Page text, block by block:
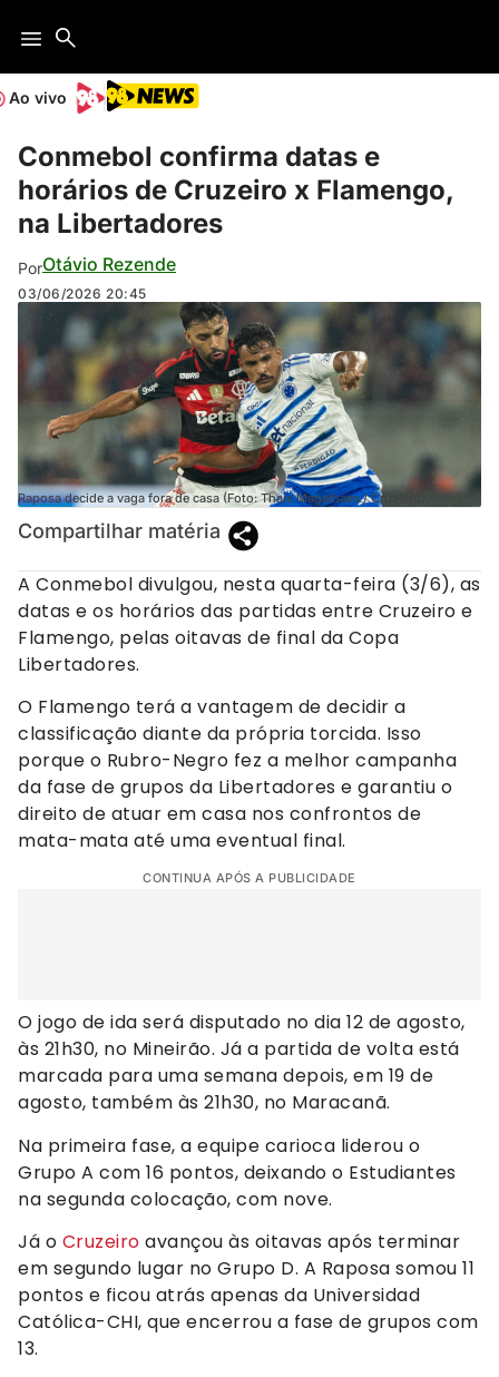
Ao vivo
Conmebol confirma datas e
horários de Cruzeiro x Flamengo,
na Libertadores
PorOtávio Rezende
03/06/2026 20:45
Raposa decide a vaga fora de casa (Foto: Thais Magalhães / Cruzeiro)
Compartilhar matéria
A Conmebol divulgou, nesta quarta-feira (3/6), as
datas e os horários das partidas entre Cruzeiro e
Flamengo, pelas oitavas de final da Copa
Libertadores.
O Flamengo terá a vantagem de decidir a
classificação diante da própria torcida. Isso
porque o Rubro-Negro fez a melhor campanha
da fase de grupos da Libertadores e garantiu o
direito de atuar em casa nos confrontos de
mata-mata até uma eventual final.
CONTINUA APÓS A PUBLICIDADE
O jogo de ida será disputado no dia 12 de agosto,
às 21h30, no Mineirão. Já a partida de volta está
marcada para uma semana depois, em 19 de
agosto, também às 21h30, no Maracanã.
Na primeira fase, a equipe carioca liderou o
Grupo A com 16 pontos, deixando o Estudiantes
na segunda colocação, com nove.
Já o Cruzeiro avançou às oitavas após terminar
em segundo lugar no Grupo D. A Raposa somou 11
pontos e ficou atrás apenas da Universidad
Católica-CHI, que encerrou a fase de grupos com
13.